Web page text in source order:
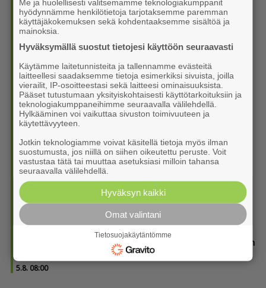
5. Lapula­lais­nuorten kisa jatkuu SM-motocrossissa
Mäntyharjulla
6.8. 10:55
6. Virkiä vei nimiinsä Vekan pytyn
6.8. 10:30
7. Rakenteet kertovat, miksi remontointi ei ollut enää
vaihtoehto
6.8. 08:40
8. Joissain Sedun opinnoissa on vielä vapaita aloitus­
paikkoja, lukuvuosi alkaa ensi viikolla
5.8. 12:35
9. Ponnistuksen synkkä tappioputki miesten Vitosessa sai
jatkoa
5.8. 11:30
10. Koulukadun työmaa loppusuoralla: tiet valmiita koulujen
5.8. 08:00
Me ja huolellisesti valitsemamme teknologiakumppanit
hyödynnämme henkilötietoja tarjotaksemme paremman
käyttäjäkokemuksen sekä kohdentaaksemme sisältöä ja
mainoksia.
Hyväksymällä suostut tietojesi käyttöön seuraavasti
Käytämme laitetunnisteita ja tallennamme evästeitä
laitteellesi saadaksemme tietoja esimerkiksi sivuista, joilla
vierailit, IP-osoitteestasi sekä laitteesi ominaisuuksista.
Pääset tutustumaan yksityiskohtaisesti käyttötarkoituksiin ja
teknologiakumppaneihimme seuraavalla välilehdellä.
Hylkääminen voi vaikuttaa sivuston toimivuuteen ja
käytettävyyteen.
Jotkin teknologiamme voivat käsitellä tietoja myös ilman
suostumusta, jos niillä on siihen oikeutettu peruste. Voit
vastustaa tätä tai muuttaa asetuksiasi milloin tahansa
seuraavalla välilehdellä.
Hyväksyn kaikki
Omat valintani
Tietosuojakäytäntömme